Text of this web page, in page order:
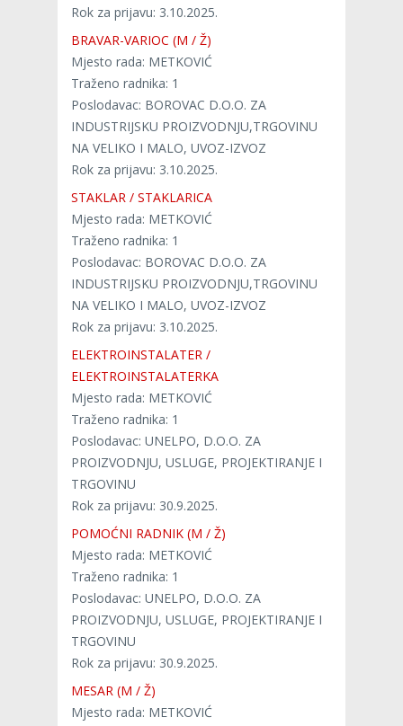
Rok za prijavu: 3.10.2025.
BRAVAR-VARIOC (M / Ž)
Mjesto rada: METKOVIĆ
Traženo radnika: 1
Poslodavac: BOROVAC D.O.O. ZA
INDUSTRIJSKU PROIZVODNJU,TRGOVINU
NA VELIKO I MALO, UVOZ-IZVOZ
Rok za prijavu: 3.10.2025.
STAKLAR / STAKLARICA
Mjesto rada: METKOVIĆ
Traženo radnika: 1
Poslodavac: BOROVAC D.O.O. ZA
INDUSTRIJSKU PROIZVODNJU,TRGOVINU
NA VELIKO I MALO, UVOZ-IZVOZ
Rok za prijavu: 3.10.2025.
ELEKTROINSTALATER /
ELEKTROINSTALATERKA
Mjesto rada: METKOVIĆ
Traženo radnika: 1
Poslodavac: UNELPO, D.O.O. ZA
PROIZVODNJU, USLUGE, PROJEKTIRANJE I
TRGOVINU
Rok za prijavu: 30.9.2025.
POMOĆNI RADNIK (M / Ž)
Mjesto rada: METKOVIĆ
Traženo radnika: 1
Poslodavac: UNELPO, D.O.O. ZA
PROIZVODNJU, USLUGE, PROJEKTIRANJE I
TRGOVINU
Rok za prijavu: 30.9.2025.
MESAR (M / Ž)
Mjesto rada: METKOVIĆ